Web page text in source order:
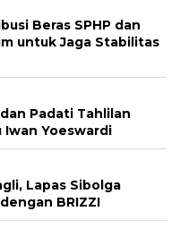
Beras SPHP dan
untuk Jaga Stabilitas
Padati Tahlilan
Iwan Yoeswardi
Lapas Sibolga
BRIZZI